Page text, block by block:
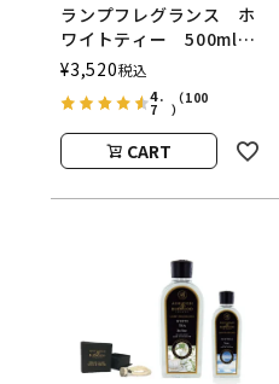
ランプフレグランス ホ
ワイトティー 500ml
フレグランスランプ用オ
イル
ASHLEIGH&BURWOOD
（アシュレイアンドバー
ウッド）
¥3,520税込
4.
7
（100
）
CART